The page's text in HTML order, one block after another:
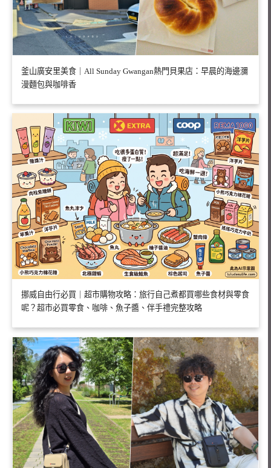
釜山廣安里美食｜All Sunday Gwangan熱門貝果店：早晨的海邊瀰
漫麵包與咖啡香
挪威自由行必買｜超市購物攻略：旅行自己煮都買哪些食材與零食
呢？超市必買零食、咖啡、魚子醬、伴手禮完整攻略